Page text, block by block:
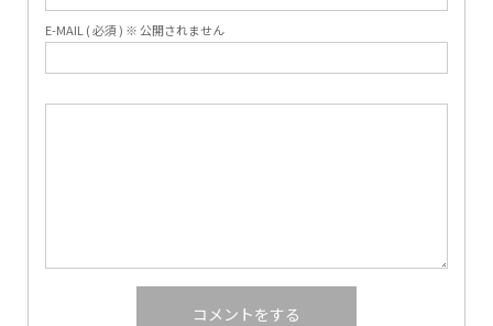
E-MAIL ( 必須 ) ※ 公開されません